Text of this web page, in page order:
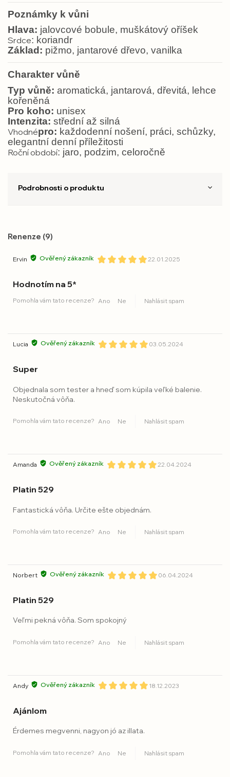
Poznámky k vůni
Hlava: jalovcové bobule, muškátový oříšek
Srdce: koriandr
Základ: pižmo, jantarové dřevo, vanilka
Charakter vůně
Typ vůně: aromatická, jantarová, dřevitá, lehce
kořeněná
Pro koho: unisex
Intenzita: střední až silná
Vhodnépro: každodenní nošení, práci, schůzky,
elegantní denní příležitosti
Roční období: jaro, podzim, celoročně
Podrobnosti o produktu
Renenze (9)
Ervin Ověřený zákazník 22.01.2025
Hodnotím na 5*
Pomohla vám tato recenze? Ano Ne Nahlásit spam
Lucia Ověřený zákazník 03.05.2024
Super
Objednala som tester a hneď som kúpila veľké balenie.
Neskutočná vôňa.
Pomohla vám tato recenze? Ano Ne Nahlásit spam
Amanda Ověřený zákazník 22.04.2024
Platin 529
Fantastická vôňa. Určite ešte objednám.
Pomohla vám tato recenze? Ano Ne Nahlásit spam
Norbert Ověřený zákazník 06.04.2024
Platin 529
Veľmi pekná vôňa. Som spokojný
Pomohla vám tato recenze? Ano Ne Nahlásit spam
Andy Ověřený zákazník 18.12.2023
Ajánlom
Érdemes megvenni, nagyon jó az illata.
Pomohla vám tato recenze? Ano Ne Nahlásit spam